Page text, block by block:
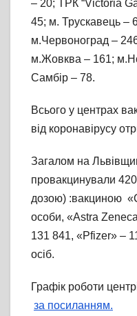
– 20; ТРК “Victoria
45; м. Трускавець –
м.Червоноград –
м.Жовква – 161;
Самбір – 78.
Всього у центрах
від коронавірусу
Загалом на
провакцинували
дозою) :вакциною
особи, «Astra
131 841, «Pfizer» –
осіб.
Графік роботи
за посиланням.